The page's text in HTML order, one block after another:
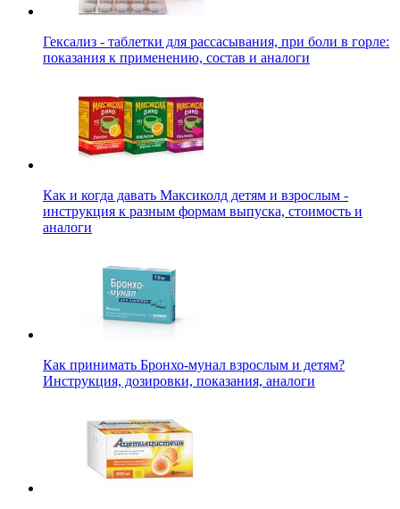
Гексализ - таблетки для рассасывания, при боли в горле:
показания к применению, состав и аналоги
Как и когда давать Максиколд детям и взрослым -
инструкция к разным формам выпуска, стоимость и
аналоги
Как принимать Бронхо-мунал взрослым и детям?
Инструкция, дозировки, показания, аналоги